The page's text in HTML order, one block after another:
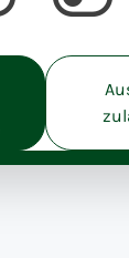
akzeptieren